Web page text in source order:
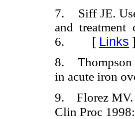
7. Siff JE.
and
6. [ Links ]
8. Thompson
in acute iron
9. Florez MV.
Clin Proc